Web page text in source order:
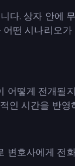
다. 상자 안에
떤 시나리오
어떻게 전개될
인 시간을 반영
변호사에게 전